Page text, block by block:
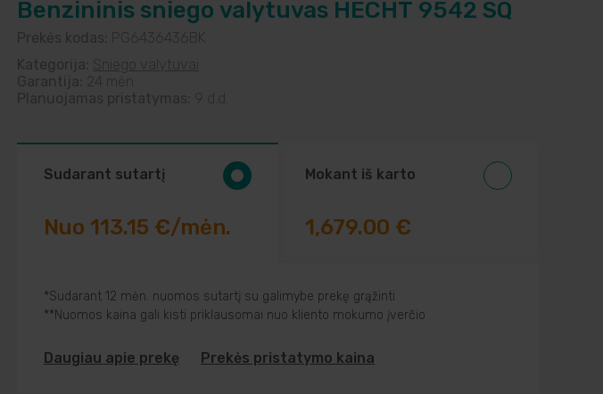
Benzininis sniego valytuvas HECHT 9542 SQ
Sudarant sutartį
Nuo 113.15 €/mėn.
Mokant iš karto
1,679.00 €
*Sudarant 12 mėn. nuomos sutartį su galimybe prekę grąžinti
**Nuomos kaina gali kisti priklausomai nuo kliento mokumo įverčio
Daugiau apie prekę Prekės pristatymo kaina